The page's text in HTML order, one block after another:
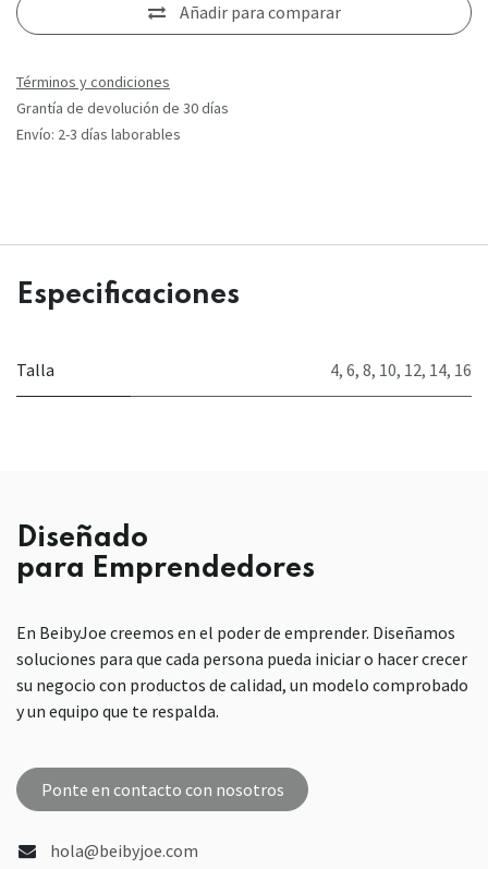
Añadir para comparar
Términos y condiciones
Grantía de devolución de 30 días
Envío: 2-3 días laborables
Especificaciones
Talla 4, 6, 8, 10, 12, 14, 16
Diseñado
para Emprendedores
En BeibyJoe creemos en el poder de emprender. Diseñamos
soluciones para que cada persona pueda iniciar o hacer crecer
su negocio con productos de calidad, un modelo comprobado
y un equipo que te respalda.
Ponte en contacto con nosotros
hola@beibyjoe.com